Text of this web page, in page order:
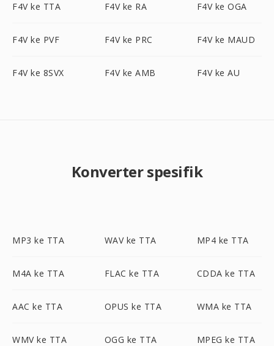
F4V ke TTA F4V ke RA F4V ke OGA
F4V ke PVF F4V ke PRC F4V ke MAUD
F4V ke 8SVX F4V ke AMB F4V ke AU
Konverter spesifik
MP3 ke TTA WAV ke TTA MP4 ke TTA
M4A ke TTA FLAC ke TTA CDDA ke TTA
AAC ke TTA OPUS ke TTA WMA ke TTA
WMV ke TTA OGG ke TTA MPEG ke TTA